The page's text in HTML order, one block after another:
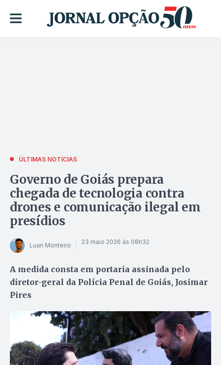
ÚLTIMAS NOTÍCIAS
Governo de Goiás prepara
chegada de tecnologia contra
drones e comunicação ilegal em
presídios
Luan Monteiro 23 maio 2026 às 08h32
A medida consta em portaria assinada pelo
diretor-geral da Polícia Penal de Goiás, Josimar
Pires